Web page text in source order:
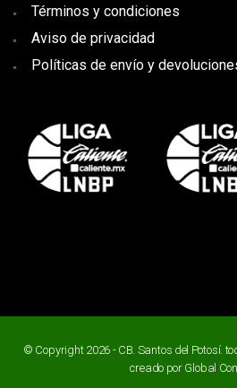
Términos y condiciones
Aviso de privacidad
Políticas de envío y
© Copyright 2026 - CB. Santos del Potosí.
creado por Global